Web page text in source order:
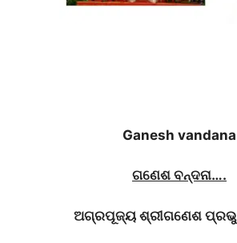
Ganesh vandana
ଗଣେଶ ବନ୍ଦନା….
ଅଗ୍ରପୂଜ୍ୟ ଶ୍ରୀଗଣେଶ ପ୍ରଭୁ